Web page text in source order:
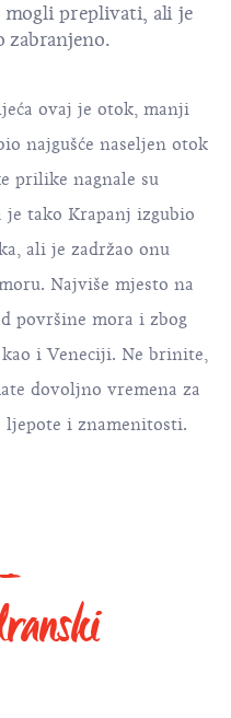
preplivati, ali je
ovaj je otok, manji
najgušće naseljen otok
prilike nagnale su
je tako Krapanj izgubio
ali je zadržao onu
Najviše mjesto na
površine mora i zbog
i Veneciji. Ne brinite,
dovoljno vremena za
ljepote i znamenitosti.